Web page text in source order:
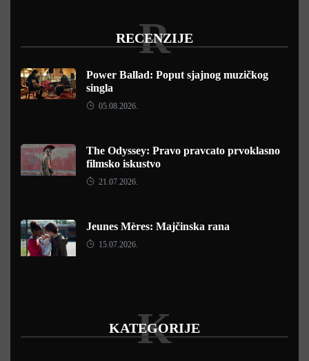
RECENZIJE
R
Power Ballad: Poput sjajnog muzičkog
singla
05.08.2026.
The Odyssey: Pravo pravcato prvoklasno
filmsko iskustvo
21.07.2026.
Jeunes Mères: Majčinska rana
15.07.2026.
KATEGORIJE
K